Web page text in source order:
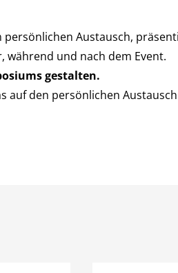
persönlichen Austausch,
während und nach dem Event.
gestalten.
auf den persönlichen